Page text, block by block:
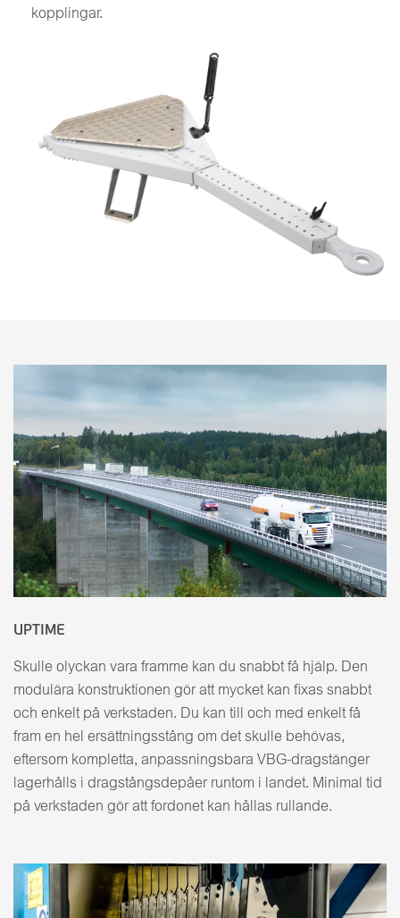
kopplingar.
UPTIME
Skulle olyckan vara framme kan du snabbt få hjälp. Den
modulära konstruktionen gör att mycket kan fixas snabbt
och enkelt på verkstaden. Du kan till och med enkelt få
fram en hel ersättningsstång om det skulle behövas,
eftersom kompletta, anpassningsbara VBG-dragstänger
lagerhålls i dragstångsdepåer runtom i landet. Minimal tid
på verkstaden gör att fordonet kan hållas rullande.